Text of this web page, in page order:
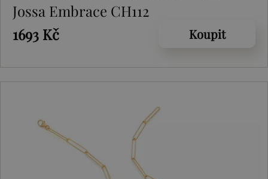
Jossa Embrace CH112
1693 Kč
Koupit